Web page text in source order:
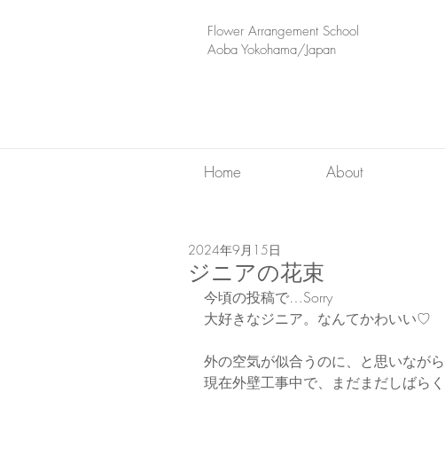
​Flower Arrangement School
Aoba Yokohama/Japan
Home About
ジニアの花束
2024年9月15日
今頃の投稿で…Sorry
大好きなジニア。なんてかわいい♡
外の空気が似合うのに、と思いながら
現在外壁工事中で、まだまだしばらく